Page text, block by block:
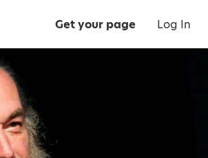
Get your page Log In